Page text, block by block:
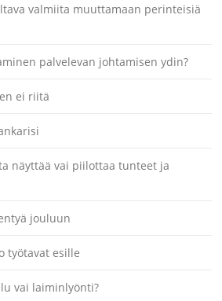
valmiita muuttamaan perinteisiä
palvelevan johtamisen ydin?
ei riitä
näyttää vai piilottaa tunteet ja
jouluun
työtavat esille
vai laiminlyönti?